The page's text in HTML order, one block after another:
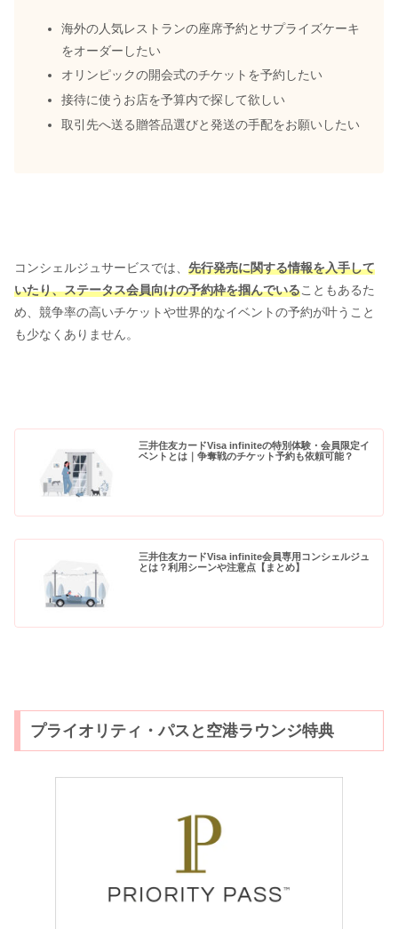
海外の人気レストランの座席予約とサプライズケーキ
をオーダーしたい
オリンピックの開会式のチケットを予約したい
接待に使うお店を予算内で探して欲しい
取引先へ送る贈答品選びと発送の手配をお願いしたい
コンシェルジュサービスでは、 先行発売に関する情報を入手して
いたり、ステータス会員向けの予約枠を掴んでいることもあるた
め、競争率の高いチケットや世界的なイベントの予約が叶うこと
も少なくありません。
三井住友カードVisa infiniteの特別体験・会員限定イ
ベントとは｜争奪戦のチケット予約も依頼可能？
三井住友カードVisa infinite会員専用コンシェルジュ
とは？利用シーンや注意点【まとめ】
プライオリティ・パスと空港ラウンジ特典